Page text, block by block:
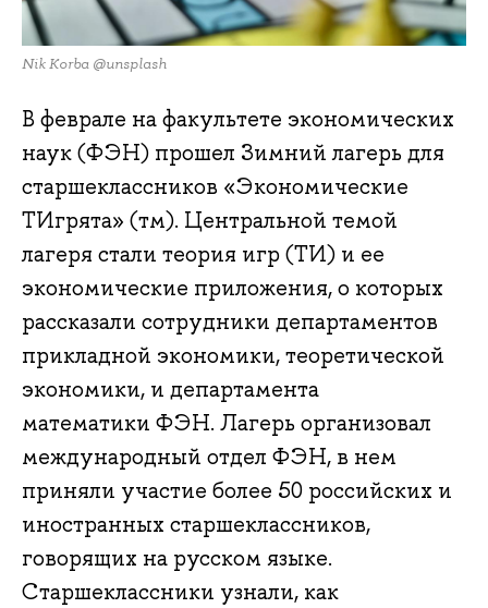
Nik Korba @unsplash
В феврале на факультете экономических
наук (ФЭН) прошел Зимний лагерь для
старшеклассников «Экономические
ТИгрята» (тм). Центральной темой
лагеря стали теория игр (ТИ) и ее
экономические приложения, о которых
рассказали сотрудники департаментов
прикладной экономики, теоретической
экономики, и департамента
математики ФЭН. Лагерь организовал
международный отдел ФЭН, в нем
приняли участие более 50 российских и
иностранных старшеклассников,
говорящих на русском языке.
Старшеклассники узнали, как